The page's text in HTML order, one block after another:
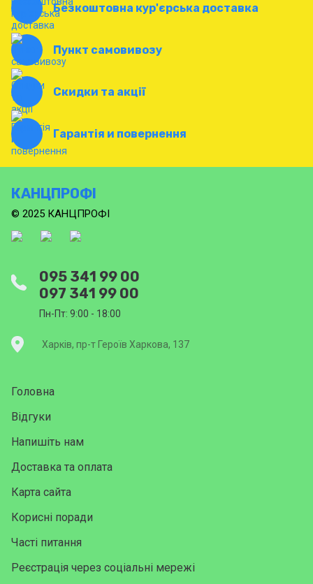
Безкоштовна кур'єрська доставка
Пункт самовивозу
Скидки та акції
Гарантія и повернення
КАНЦПРОФІ
© 2025 КАНЦПРОФІ
095 341 99 00
097 341 99 00
Пн-Пт: 9:00 - 18:00
Харків, пр-т Героїв Харкова, 137
Головна
Відгуки
Напишіть нам
Доставка та оплата
Карта сайта
Корисні поради
Часті питання
Реєстрація через соціальні мережі